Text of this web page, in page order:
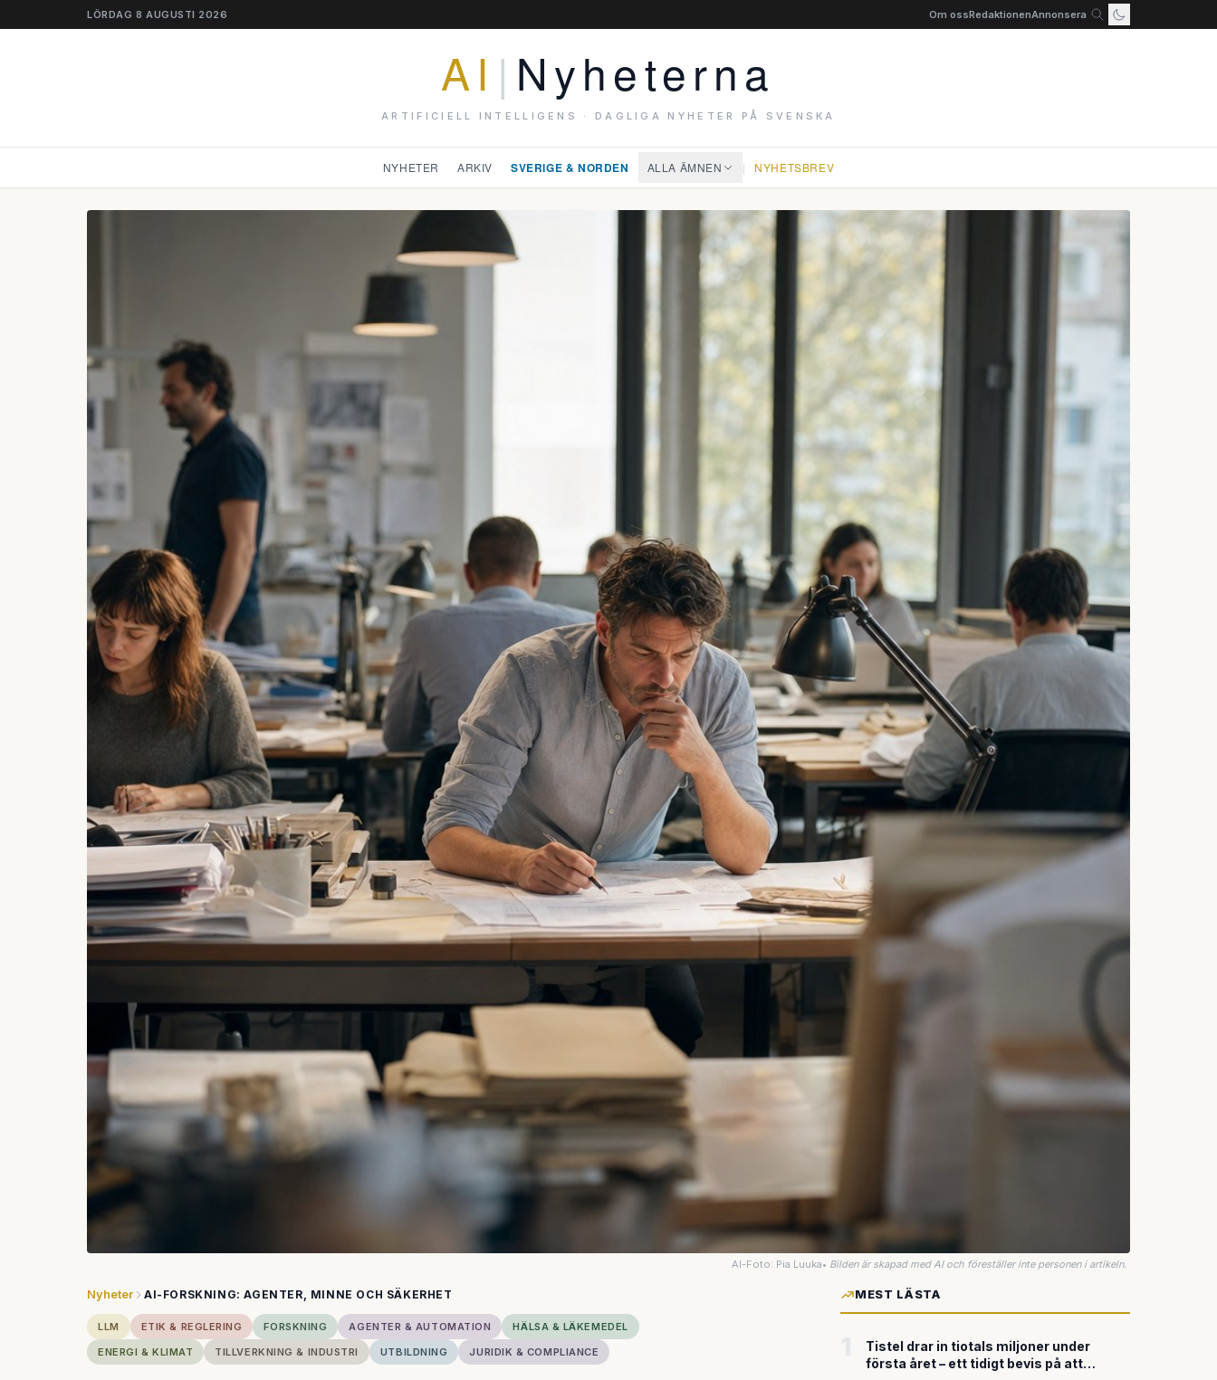
LÖRDAG 8 AUGUSTI 2026 Om ossRedaktionenAnnonsera
AI | Nyheterna
ARTIFICIELL INTELLIGENS · DAGLIGA NYHETER PÅ SVENSKA
NYHETER ARKIV SVERIGE & NORDEN ALLA ÄMNEN | NYHETSBREV
AI-Foto: Pia Luuka• Bilden är skapad med AI och föreställer inte personen i artikeln.
Nyheter AI-FORSKNING: AGENTER, MINNE OCH SÄKERHET
LLM ETIK & REGLERING FORSKNING AGENTER & AUTOMATION
HÄLSA & LÄKEMEDEL
ENERGI & KLIMAT
TILLVERKNING & INDUSTRI UTBILDNING JURIDIK & COMPLIANCE
MEST LÄSTA
Tistel drar in tiotals miljoner under
första året – ett tidigt bevis på att